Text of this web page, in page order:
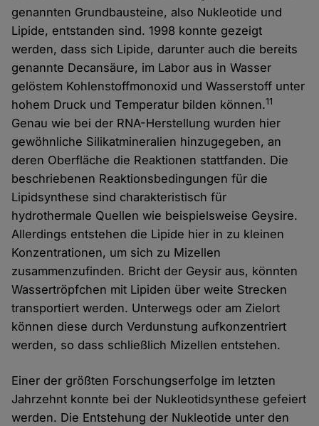
genannten Grundbausteine, also Nukleotide und
Lipide, entstanden sind. 1998 konnte gezeigt
werden, dass sich Lipide, darunter auch die bereits
genannte Decansäure, im Labor aus in Wasser
gelöstem Kohlenstoffmonoxid und Wasserstoff unter
hohem Druck und Temperatur bilden können.11
Genau wie bei der RNA-Herstellung wurden hier
gewöhnliche Silikatmineralien hinzugegeben, an
deren Oberfläche die Reaktionen stattfanden. Die
beschriebenen Reaktionsbedingungen für die
Lipidsynthese sind charakteristisch für
hydrothermale Quellen wie beispielsweise Geysire.
Allerdings entstehen die Lipide hier in zu kleinen
Konzentrationen, um sich zu Mizellen
zusammenzufinden. Bricht der Geysir aus, könnten
Wassertröpfchen mit Lipiden über weite Strecken
transportiert werden. Unterwegs oder am Zielort
können diese durch Verdunstung aufkonzentriert
werden, so dass schließlich Mizellen entstehen.
Einer der größten Forschungserfolge im letzten
Jahrzehnt konnte bei der Nukleotidsynthese gefeiert
werden. Die Entstehung der Nukleotide unter den